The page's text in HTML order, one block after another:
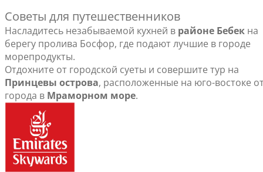
Советы для путешественников
Насладитесь незабываемой кухней в районе Бебек на
берегу пролива Босфор, где подают лучшие в городе
морепродукты.
Отдохните от городской суеты и совершите тур на
Принцевы острова, расположенные на юго-востоке
города в Мраморном море.